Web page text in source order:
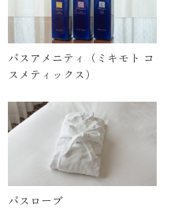
バスアメニティ（ミキモト コ
スメティックス）
バスローブ